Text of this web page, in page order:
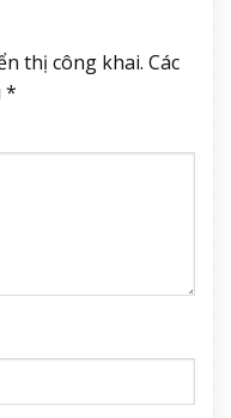
thị công khai. Các
*